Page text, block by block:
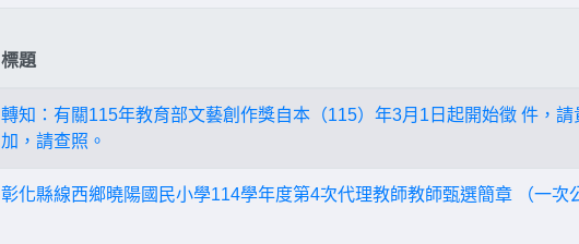
標題
轉知：有關115年教育部文藝創作獎自本（115）年3月1日起開始徵 件，
加，請查照。
彰化縣線西鄉曉陽國民小學114學年度第4次代理教師教師甄選簡章 （一次